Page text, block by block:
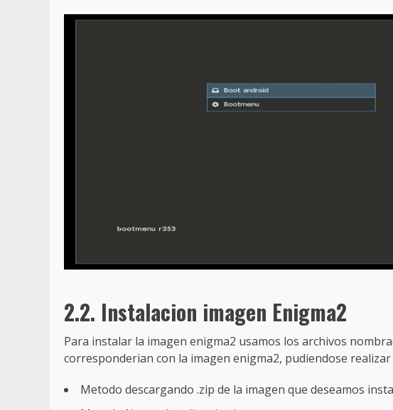
2.2. Instalacion imagen Enigma2
Para instalar la imagen enigma2 usamos los archivos
corresponderian con la imagen enigma2, pudiendose
Metodo descargando .zip de la imagen que deseamos